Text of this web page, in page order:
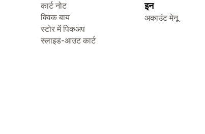
कार्ट नोट
क्विक बाय
स्टोर में पिकअप
स्लाइड-आउट कार्ट
इन
अकाउंट मेनू